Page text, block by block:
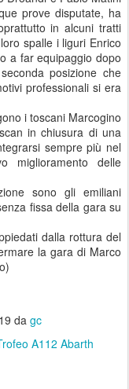
prove disputate, ha
in alcuni tratti
spalle i liguri Enrico
a far equipaggio dopo
posizione che
professionali si era
i toscani Marcogino
in chiusura di una
sempre più nel
miglioramento delle
sono gli emiliani
fissa della gara su
dalla rottura del
la gara di Marco
da gc
A112 Abarth